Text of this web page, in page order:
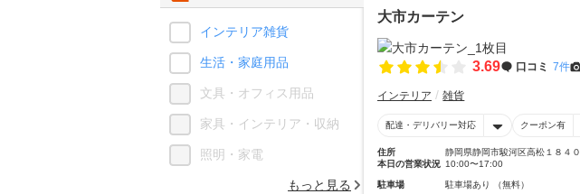
大市カーテン
3.69 口コミ 7件
インテリア 雑貨
配達・デリバリー対応 クーポン有
住所
静岡県静岡市駿河区高松１８４０
本日の営業状況 10:00〜17:00
駐車場 駐車場あり （無料）
インテリア雑貨
生活・家庭用品
文具・オフィス用品
家具・インテリア・収納
照明・家電
もっと見る